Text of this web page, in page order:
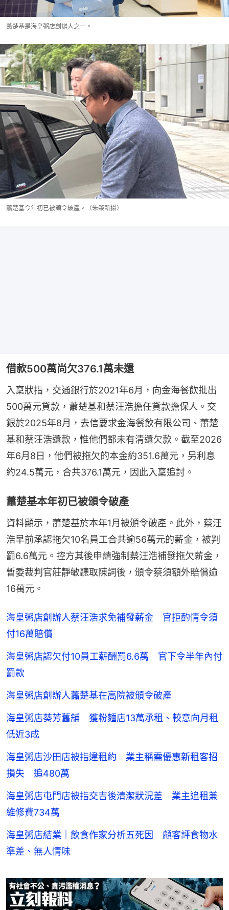
蕭楚基是海皇粥店創辦人之一。
蕭楚基今年初已被頒令破產。（朱棨新攝）
借款500萬尚欠376.1萬未還
入稟狀指，交通銀行於2021年6月，向金海餐飲批出
500萬元貸款，蕭楚基和蔡汪浩擔任貸款擔保人。交
銀於2025年8月，去信要求金海餐飲有限公司、蕭楚
基和蔡汪浩還款，惟他們都未有清還欠款。截至2026
年6月8日，他們被拖欠的本金約351.6萬元，另利息
約24.5萬元，合共376.1萬元，因此入稟追討。
蕭楚基本年初已被頒令破產
資料顯示，蕭楚基於本年1月被頒令破產。此外，蔡汪
浩早前承認拖欠10名員工合共逾56萬元的薪金，被判
罰6.6萬元。控方其後申請強制蔡汪浩補發拖欠薪金，
暫委裁判官莊靜敏聽取陳詞後，頒令蔡須額外賠償逾
16萬元。
海皇粥店創辦人蔡汪浩求免補發薪金 官拒酌情令須
付16萬賠償
海皇粥店認欠付10員工薪酬罰6.6萬 官下令半年內付
罰款
海皇粥店創辦人蕭楚基在高院被頒令破產
海皇粥店葵芳舊舖 獲粉麵店13萬承租、較意向月租
低近3成
海皇粥店沙田店被指違租約 業主稱需優惠新租客招
損失 追480萬
海皇粥店屯門店被指交吉後清潔狀況差 業主追租兼
維修費734萬
海皇粥店結業｜飲食作家分析五死因 顧客評食物水
準差、無人情味